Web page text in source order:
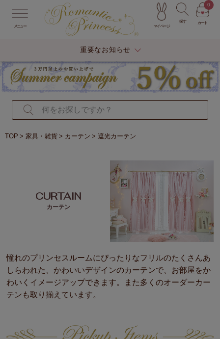
メニュー マイページ
探す カート
0
重要なお知らせ
TOP 家具・雑貨 カーテン 遮光カーテン
CURTAIN
カーテン
憧れのプリンセスルームにぴったりなフリルのたくさんあ
しらわれた、かわいいデザインのカーテンで、お部屋をか
わいくイメージアップできます。また多くのオーダーカー
テンも取り揃えています。